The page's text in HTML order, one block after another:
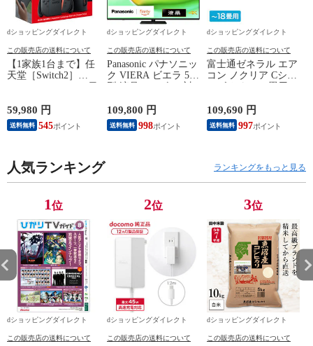
dショッピングダイレクト
この販売店の送料について
【1家族1台まで】任
天堂［Switch2］
体 BEE-S-KB6CA
59,980 円
送料無料 545
dショッピングダイレクト
この販売店の送料について
Panasonic パナソニッ
ク VIERA ビエラ 55
Youtube Netflix 【配
送のみ 設置なし 軒
先渡し】 ［正規取扱
109,800 円
送料無料 998
dショッピングダイレクト
この販売店の送料について
富士通ゼネラル エア
コン ノクリア Cシリ
ル【配送のみ 設置な
し 軒先渡し】 AS-
C565S2-W
109,690 円
送料無料 997
人気ランキング ランキングをもっと見る
1位
dショッピングダイレクト
この販売店の送料について
2位
dショッピングダイレクト
この販売店の送料について
3位
dショッピングダイレクト
この販売店の送料について